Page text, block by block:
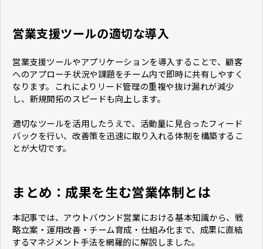
営業支援ツールの適切な導入
営業支援ツールやアプリケーションを導入することで、顧客
へのアプローチ状況や課題をチーム内で即時に共有しやすく
なります。これによりリード管理の重複や抜け漏れが減少
し、新規開拓のスピードも向上します。
適切なツールを活用したうえで、活動量に見合ったフィード
バックを行い、改善策を迅速に取り入れる体制を構築するこ
とが大切です。
まとめ：成果を生む営業体制とは
本記事では、アウトバウンド営業における基本知識から、戦
略立案・運用改善・チーム育成・仕組み化まで、成果に直結
するマネジメント手法を網羅的に解説しました。